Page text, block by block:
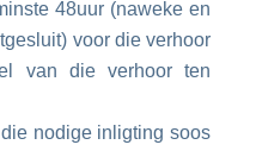
48uur (naweke en
voor die verhoor
van die verhoor ten
nodige inligting soos